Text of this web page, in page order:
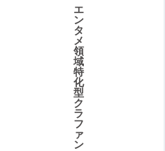
エ
ン
タ
メ
領
域
特
化
型
ク
ラ
フ
ァ
ン